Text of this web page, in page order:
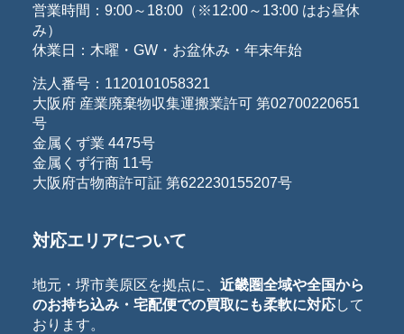
営業時間：9:00～18:00（※12:00～13:00 はお昼休
み）
休業日：木曜・GW・お盆休み・年末年始
法人番号：1120101058321
大阪府 産業廃棄物収集運搬業許可 第02700220651
号
金属くず業 4475号
金属くず行商 11号
大阪府古物商許可証 第622230155207号
対応エリアについて
地元・堺市美原区を拠点に、 近畿圏全域や全国から
のお持ち込み・宅配便での買取にも柔軟に対応して
おります。